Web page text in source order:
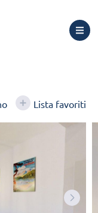
Lista favoriti